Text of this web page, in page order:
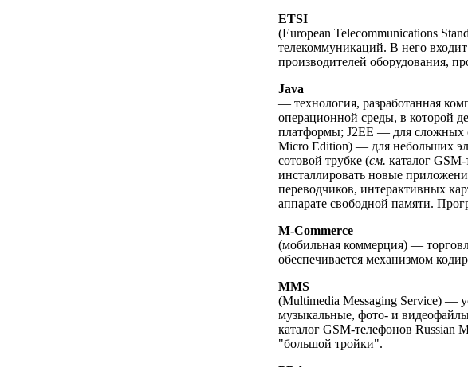
ETSI
(European Telecommunications
телекоммуникаций. В него
производителей оборудования,
Java
— технология, разработанная
операционной среды, в которой
платформы; J2EE — для сложных
Micro Edition) — для небольших
сотовой трубке (см. каталог
инсталлировать новые
переводчиков, интерактивных
аппарате свободной памяти.
M-Commerce
(мобильная коммерция) —
обеспечивается механизмом
MMS
(Multimedia Messaging Service) —
музыкальные, фото- и
каталог GSM-телефонов Russian
"большой тройки".